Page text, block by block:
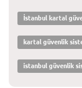
İstanbul kartal
kartal güvenlik
istanbul güvenlik